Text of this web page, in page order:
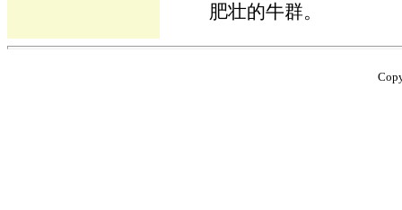
肥壮的牛群。